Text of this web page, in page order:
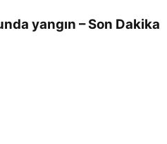
yangın – Son Dakika